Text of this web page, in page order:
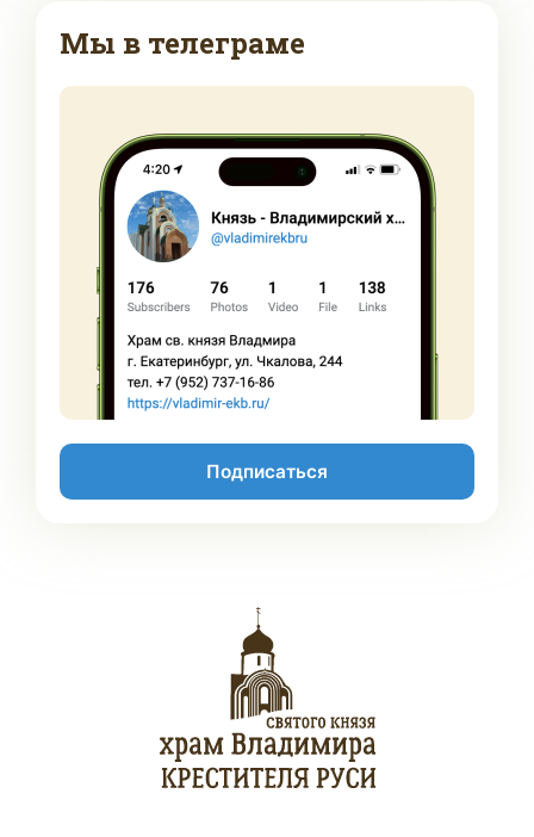
Мы в телеграме
Подписаться